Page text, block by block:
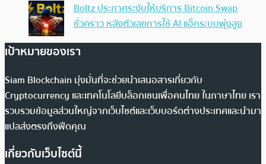
Boltz ประกาศระงับให้บริการ Bitcoin Swap
ชั่วคราว หลังตัวเลขการใช้ AI แฮ็กระบบพุ่งสูง
เป้าหมายของเรา
Siam Blockchain มุ่งมั่นที่จะช่วยนำเสนอสารเกี่ยวกับ
Cryptocurrency และเทคโนโลยีบล็อกเชนเพื่อคนไทย ในภาษาไทย เรา
รวบรวมข้อมูลส่วนใหญ่จากเว็บไซต์และเว็บบอร์ดต่างประเทศและนำมา
แปลส่งตรงถึงฟีดคุณ
เกี่ยวกับเว็บไซต์นี้